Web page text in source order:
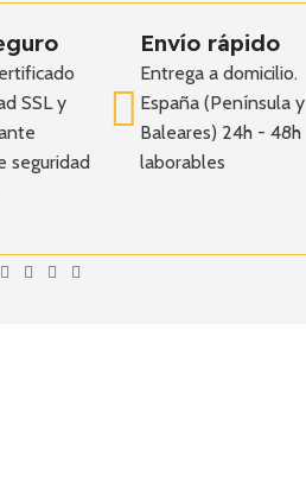
SSL y
seguridad
Envío rápido
Entrega a domicilio.
España (Península y
Baleares) 24h - 48h
laborables